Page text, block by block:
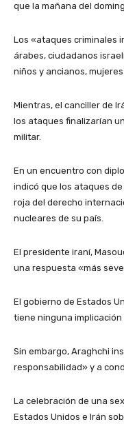
que la mañana del
Los «ataques criminales
árabes, ciudadanos
niños y ancianos,
Mientras, el canciller de
los ataques finalizarían
militar.
En un encuentro con
indicó que los ataques
roja del derecho
nucleares de su país.
El presidente iraní,
una respuesta «más
El gobierno de Estados
tiene ninguna
Sin embargo, Araghchi
responsabilidad» y a
La celebración de una
Estados Unidos e Irán